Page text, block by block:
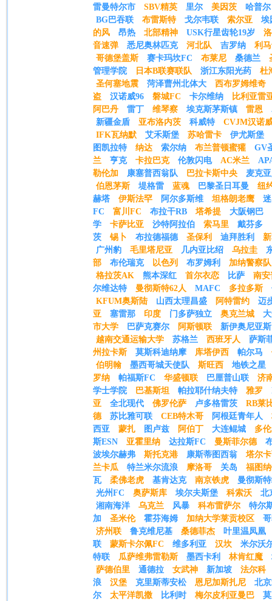
雷曼特尔市
SBV精英 里尔 美因茨
哈普尔
BG巴吞联
布雷斯特 戈尔韦联 索尔亚
埃
的风
昂热 北部精神 USK行星齿轮19岁
音速弹
悉尼奥林匹克 河北队 吉罗纳
利
哥德堡盖斯
赛卡玛坎FC 布莱尼 桑德兰
管理学院
日本B联赛联队 浙江东阳光药
杜
圣何塞地震
菏泽曹州北体大
西布罗姆维奇
盗
汉诺威96 磐城FC 卡尔维纳
比利亚雷
阿巴丹
雷丁 维琴察 埃克斯茅斯镇 雷恩
新疆金盾
亚布洛内茨 科威特
CVJM汉诺
IFK瓦纳默
艾禾斯堡 苏哈雷卡
伊尤斯堡
图凯拉特
纳达 索尔纳 布兰普顿蜜獾
GV
兰
亨克 卡拉巴克 伦敦闪电 AC米兰
勒伦加
康塞普西翁队 巴拉卡斯中央
麦克
伯恩茅斯
堤格雷 蓝魂 巴黎圣日耳曼
纽
赫塔
伊斯法罕 阿尔多斯维 坦格朗老鹰
FC
富川FC 布拉干RB 塔希提
大阪钢巴
学
卡萨比亚 沙特阿拉伯 索马里 戴芬多
茨
锡卜 布拉德福德 圣保利 迪拜胜利
广州豹
毛里塔尼亚 几内亚比绍 乌拉圭
部
布伦瑞克 以色列 布罗姆利
加纳警察队
格拉茨AK
熊本深红 首尔衣恋 比萨
南安
尔维达特
曼彻斯特62人 MAFC 多拉多斯
KFUM奥斯陆
山西太理昌盛 阿特雷约
迈
亚
塞雷那 印度 门多萨独立 奥克兰城
市大学
巴萨克赛尔 阿斯顿联
新伊奥尼亚斯
越南交通运输大学
苏格兰 西班牙人
萨斯
州拉卡斯
莫斯科迪纳摩 库塔伊西 帕尔马
伯明翰
墨西哥城天使队 斯旺西
地铁之星
罗纳
帕福斯FC 华盛顿联 巴厘普山联
济
学士学院
巴基斯坦 帕拉耶什纳夫特 雅罗
亚
全北现代 佛罗伦萨 卢多格雷茨
RB莱
德
苏比雅可联 CEB特木哥 阿根廷青年人
西亚
蒙扎 图卢兹 阿伯丁 大连鲲城
多
斯ESN
亚霍里纳 达拉斯FC 曼斯菲尔德
波埃尔赫弗
斯托克港 康斯蒂图西翁
塔尔
兰卡瓜
特兰米尔流浪 摩洛哥 关岛
福图
瓦
柔佛老虎 基肯达克 南京铁虎
曼彻斯
光州FC
奥萨斯库 埃尔夫斯堡 科索沃
北
湘南海洋
乌克兰 风暴 科布雷萨尔
特尔
加
圣米伦 霍芬海姆 加纳大学莱贡校区
济州联
鲁克维尼基 桑德菲杰
叶里温凤凰
联
蒙斯卡尔佩FC 维多利亚 汉坎
米尔沃
特联
瓜萨维弗雷勒斯 墨西卡利 林肯红魔
萨德伯里
通德拉 女武神 新加坡
法尔科
浪
汉堡 克里斯蒂安松 恩尼加斯扎尼
北
尔
太平洋凯撒 比利时 梅尔皮利亚曼巴